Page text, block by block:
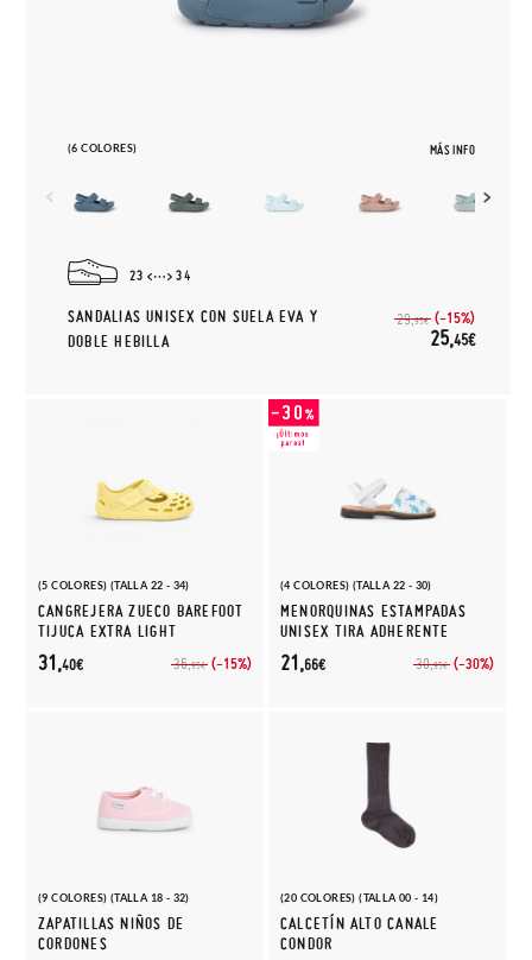
(6 COLORES) MÁS INFO
23 34
SANDALIAS UNISEX CON SUELA EVA Y
DOBLE HEBILLA
29,95€ (-15%)
25,45€
(5 COLORES) (TALLA 22 - 34)
CANGREJERA ZUECO BAREFOOT
TIJUCA EXTRA LIGHT
36,95€ (-15%)
31,40€
(4 COLORES) (TALLA 22 - 30)
MENORQUINAS ESTAMPADAS
UNISEX TIRA ADHERENTE
30,95€ (-30%)
21,66€
(9 COLORES) (TALLA 18 - 32)
ZAPATILLAS NIÑOS DE
CORDONES
(20 COLORES) (TALLA 00 - 14)
CALCETÍN ALTO CANALE
CONDOR